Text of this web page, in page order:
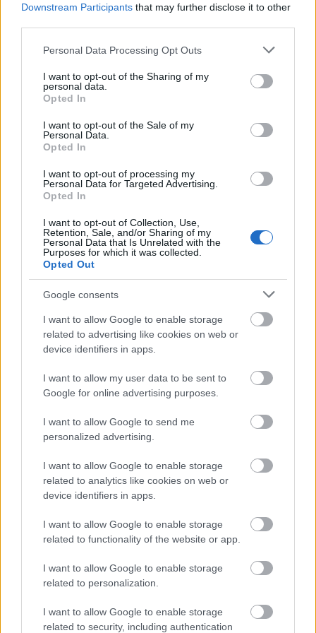
Downstream Participants that may further disclose it to other
Please note that this website/app uses one or more Google
not limited to your visit or usage behaviour. You may click to
grant or deny consent to Google and its third-party tags to
use your data for below specified purposes in below Google
consent section.
Personal Data Processing Opt Outs
I want to opt-out of the Sharing of my
personal data.
Opted In
I want to opt-out of the Sale of my
Personal Data.
Opted In
I want to opt-out of processing my
Personal Data for Targeted Advertising.
Opted In
I want to opt-out of Collection, Use,
Retention, Sale, and/or Sharing of my
Personal Data that Is Unrelated with the
Purposes for which it was collected.
Opted Out
Google consents
I want to allow Google to enable storage
related to advertising like cookies on web or
device identifiers in apps.
I want to allow my user data to be sent to
Google for online advertising purposes.
I want to allow Google to send me
personalized advertising.
I want to allow Google to enable storage
related to analytics like cookies on web or
device identifiers in apps.
I want to allow Google to enable storage
related to functionality of the website or app.
I want to allow Google to enable storage
related to personalization.
I want to allow Google to enable storage
related to security, including authentication
de noviembre
13. noviembre 2025 PorJesus Gallo|
Jugadores que estaban lesionados como Joan García e Isco pueden
momento ideal para ficharles.
12. noviembre 2025 PorJesus Gallo|
¿Necesitas buenos centrocampistas para tu equipo Comunio y que no
sean excesivamente caros? Te dejamos cuatro que juegan
habitualmente y valen menos de 3 millones. ¡Puntos por poco dinero para
Leer más »